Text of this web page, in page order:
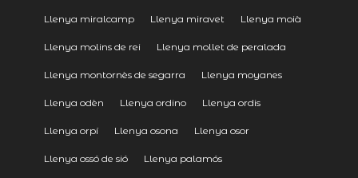
Llenya miralcamp Llenya miravet Llenya moià
Llenya molins de rei Llenya mollet de peralada
Llenya montornès de segarra Llenya moyanes
Llenya odèn Llenya ordino Llenya ordis
Llenya orpí Llenya osona Llenya osor
Llenya ossó de sió Llenya palamós